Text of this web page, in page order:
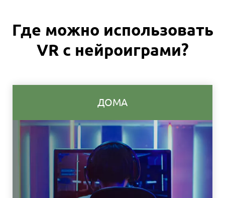
Где можно использовать
VR с нейроиграми?
ДОМА